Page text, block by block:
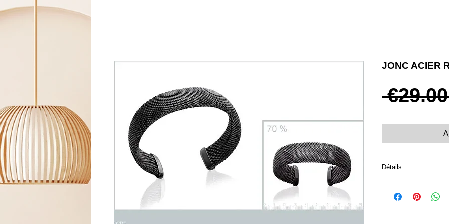
JONC ACIER
Détails
Diamètre 64 mm